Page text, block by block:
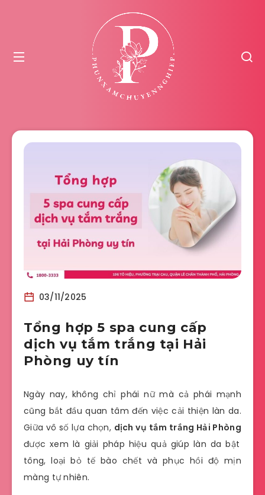
03/11/2025
Tổng hợp 5 spa cung cấp
dịch vụ tắm trắng tại Hải
Phòng uy tín
Ngày nay, không chỉ phái nữ mà cả phái mạnh
cũng bắt đầu quan tâm đến việc cải thiện làn da.
Giữa vô số lựa chọn, dịch vụ tắm trắng Hải Phòng
được xem là giải pháp hiệu quả giúp làn da bật
tông, loại bỏ tế bào chết và phục hồi độ mịn
màng tự nhiên.